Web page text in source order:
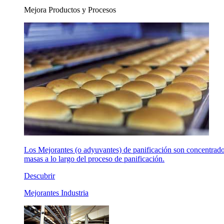
Mejora Productos y Procesos
Los Mejorantes (o adyuvantes) de panificación son
masas a lo largo del proceso de panificación.
Descubrir
Mejorantes Industria